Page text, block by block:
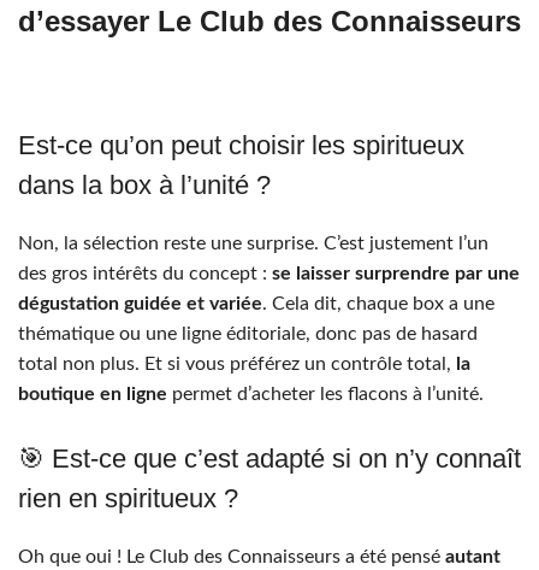
d’essayer Le Club des Connaisseurs
Est-ce qu’on peut choisir les spiritueux
dans la box à l’unité ?
Non, la sélection reste une surprise. C’est justement l’un
des gros intérêts du concept : se laisser surprendre par une
dégustation guidée et variée. Cela dit, chaque box a une
thématique ou une ligne éditoriale, donc pas de hasard
total non plus. Et si vous préférez un contrôle total, la
boutique en ligne permet d’acheter les flacons à l’unité.
🎯 Est-ce que c’est adapté si on n’y connaît
rien en spiritueux ?
Oh que oui ! Le Club des Connaisseurs a été pensé autant